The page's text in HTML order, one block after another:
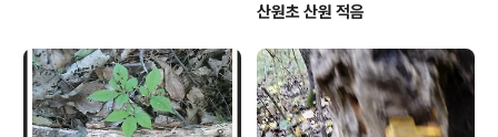
산원초 산원 적음